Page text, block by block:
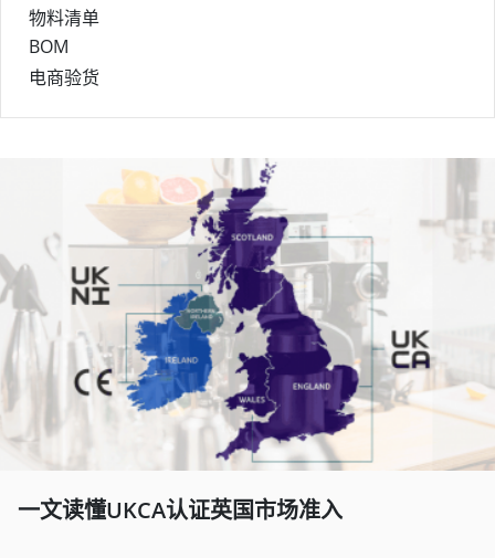
物料清单
BOM
电商验货
一文读懂UKCA认证英国市场准入